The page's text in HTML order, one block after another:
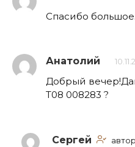
Спасибо большое.
Анатолий
Добрый
Т08 008283 ?
Сергей автор